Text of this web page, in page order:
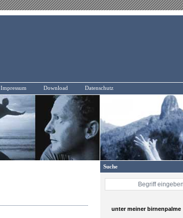
Impressum Download Datenschutz
Suche
unter meiner birnenpalme